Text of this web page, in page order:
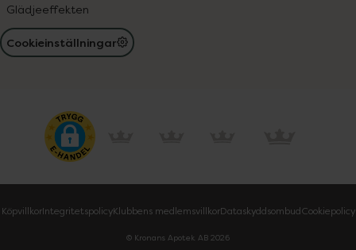
Glädjeeffekten
Cookieinställningar
KöpvillkorIntegritetspolicyKlubbens medlemsvillkorDataskyddsombudCookiepolicy
© Kronans Apotek AB 2026